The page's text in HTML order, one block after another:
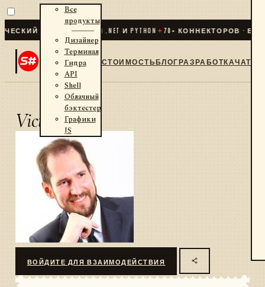
ТРЕЙДИНГ ДЛЯ .NET И PYTHON✦70+ КОННЕКТОРОВ ·
Все
продукты
Дизайнер
Терминал
Гидра
API
Shell
Облачный
бэктестер
Графики
JS
СТОИМОСТЬБЛОГРАЗРАБОТКАЧАТ
Victor
ВОЙДИТЕ ДЛЯ ВЗАИМОДЕЙСТВИЯ